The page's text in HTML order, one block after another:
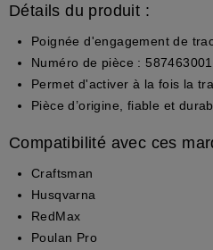
Détails du produit :
Poignée d'engagement de
Numéro de pièce : 587463001
Permet d'activer à la fois la
Pièce d’origine, fiable et
Compatibilité avec ces
Craftsman
Husqvarna
RedMax
Poulan Pro